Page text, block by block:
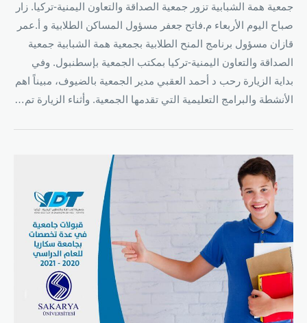
جمعية همة الشبابية تزور جمعية الصداقة والتعاون اليمنية-تركيا. زار
صباح اليوم الأربعاء م.فاتح جعفر مسؤول المساكن الطلابية و أ.عمر
قازان مسؤول برنامج المنح الطلابية بجمعية همة الشبابية جمعية
الصداقة والتعاون اليمنية-تركيا بمكتب الجمعية بإسطنبول. وفي
بداية الزيارة رحب د أحمد العقبي مدير الجمعية بالضيوف، مبيناً اهم
الأنشطة والبرامج التعليمية التي تقدمها الجمعية. وأثناء الزيارة تم…